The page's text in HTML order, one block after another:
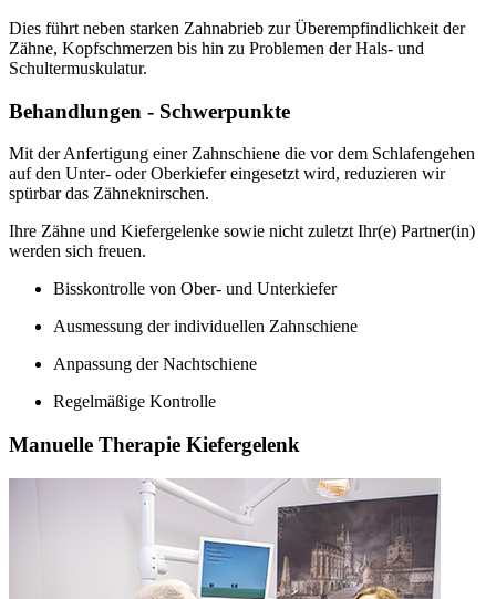
Dies führt neben starken Zahnabrieb zur Überempfindlichkeit der
Zähne, Kopfschmerzen bis hin zu Problemen der Hals- und
Schultermuskulatur.
Behandlungen - Schwerpunkte
Mit der Anfertigung einer Zahnschiene die vor dem Schlafengehen
auf den Unter- oder Oberkiefer eingesetzt wird, reduzieren wir
spürbar das Zähneknirschen.
Ihre Zähne und Kiefergelenke sowie nicht zuletzt Ihr(e) Partner(in)
werden sich freuen.
Bisskontrolle von Ober- und Unterkiefer
Ausmessung der individuellen Zahnschiene
Anpassung der Nachtschiene
Regelmäßige Kontrolle
Manuelle Therapie Kiefergelenk